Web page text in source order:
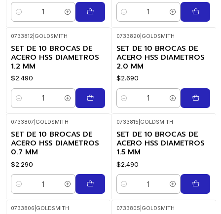
Cantidad Cantidad
0733812 GOLDSMITH
SET DE 10 BROCAS DE
ACERO HSS DIAMETROS
1.2 MM
$2.490
Cantidad
0733820 GOLDSMITH
SET DE 10 BROCAS DE
ACERO HSS DIAMETROS
2.0 MM
$2.690
Cantidad
0733807 GOLDSMITH
SET DE 10 BROCAS DE
ACERO HSS DIAMETROS
0.7 MM
$2.290
Cantidad
0733815 GOLDSMITH
SET DE 10 BROCAS DE
ACERO HSS DIAMETROS
1.5 MM
$2.490
Cantidad
0733806 GOLDSMITH 0733805 GOLDSMITH